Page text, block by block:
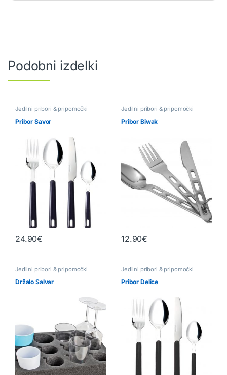
Podobni izdelki
Jedilni pribori & pripomočki
Pribor Savor
24.90€
Jedilni pribori & pripomočki
Pribor Biwak
12.90€
Jedilni pribori & pripomočki
Držalo Salvar
Jedilni pribori & pripomočki
Pribor Delice